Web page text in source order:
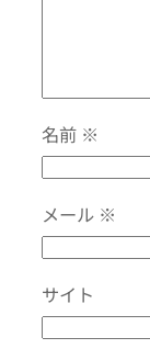
名前 ※
メール ※
サイト